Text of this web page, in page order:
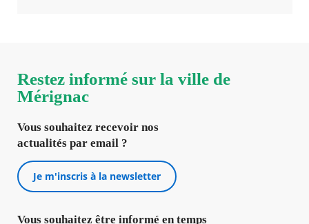
Restez informé sur la ville de
Mérignac
Vous souhaitez recevoir nos
actualités par email ?
Je m'inscris à la newsletter
Vous souhaitez être informé en temps